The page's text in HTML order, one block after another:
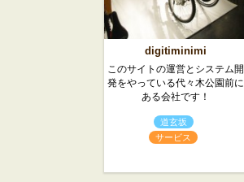
digitiminimi
このサイトの運営とシステム開
発をやっている代々木公園前に
ある会社です！
道玄坂
サービス